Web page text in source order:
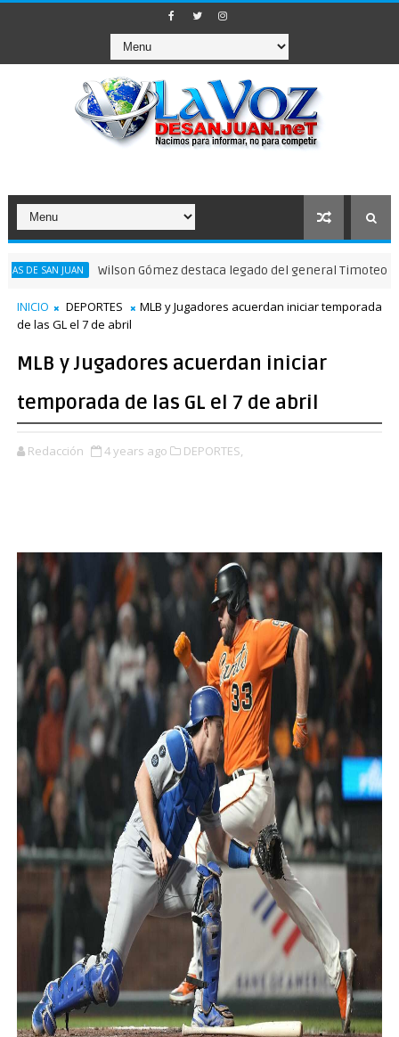
Wilson Gómez destaca legado del general Timoteo Ogando
INICIO DEPORTES
MLB y Jugadores acuerdan iniciar temporada
de las GL el 7 de abril
MLB y Jugadores acuerdan iniciar
temporada de las GL el 7 de abril
Redacción 4 years ago DEPORTES,